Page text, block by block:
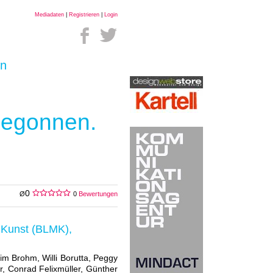
Mediadaten| Registrieren| Login
Ø0 0Bewertungen
(BLMK),
Brohm, Willi Borutta, Peggy
Conrad Felixmüller, Günther